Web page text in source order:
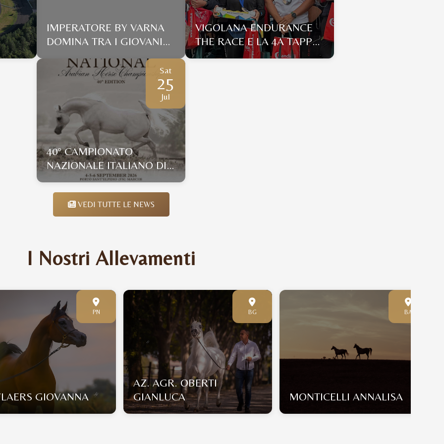
IMPERATORE BY VARNA
DOMINA TRA I GIOVANI
DI CHILIVANI MENTRE
L’ESPERTO ABU DI
GALLURA SI IMPONE CON
UN DISTACCO... DA
COCCOLE
VIGOLANA ENDURANCE
THE RACE E LA 4A TAPPA
DEL CIRCUITO
Sat
25
Jul
40° CAMPIONATO
NAZIONALE ITALIANO DI
MORFOLOGIA
VEDI TUTTE LE NEWS
I Nostri Allevamenti
PN
GIOVANNA
BG
AZ. AGR. OBERTI
GIANLUCA
BA
MONTICELLI ANNALISA